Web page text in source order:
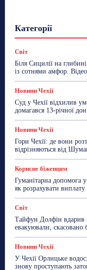
Категорії
Світ
Біля Сицилії на
із сотнями амфор. Відео
Новини Чехії
Суд у Чехії відхилив
домагався 13-річної
Новини Чехії
Гори Чехії: де вони
відрізняються від
Корисне біженцям
Гуманітарна допомога
як розрахувати виплату
Світ
Тайфун Долфін вдарив
евакуювали, скасовано
Новини Чехії
У Чехії Орлицьке
знову проступають